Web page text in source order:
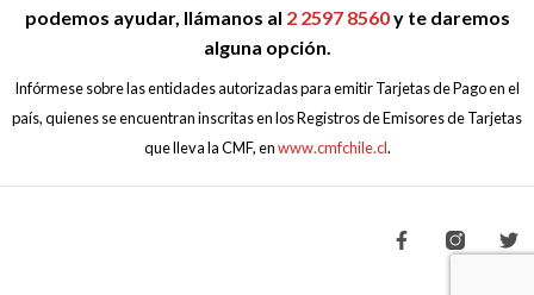
podemos ayudar, llámanos al 2 2597 8560y te daremos
alguna opción.
Infórmese sobre las entidades autorizadas para emitir Tarjetas de Pago en el
país, quienes se encuentran inscritas en los Registros de Emisores de Tarjetas
que lleva la CMF, enwww.cmfchile.cl.